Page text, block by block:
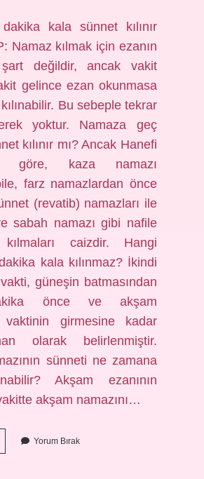
kala sünnet kılınır
Namaz kılmak için ezanın
şart değildir, ancak vakit
gelince ezan okunmasa
Bu sebeple tekrar
yoktur. Namaza geç
kılınır mı? Ancak Hanefi
göre, kaza namazı
farz namazlardan önce
(revatib) namazları ile
sabah namazı gibi nafile
kılmaları caizdir. Hangi
kala kılınmaz? İkindi
vakti, güneşin batmasından
önce ve akşam
vaktinin girmesine kadar
olarak belirlenmiştir.
sünneti ne zamana
Akşam ezanının
akşam namazını…
Yorum Bırak